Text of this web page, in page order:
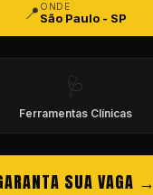
📍 ONDE
São Paulo - SP
🩺
Ferramentas Clínicas
SUA VAGA →